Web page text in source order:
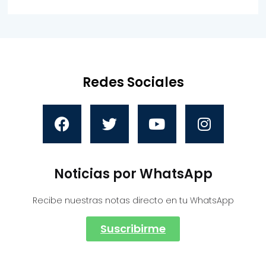
Redes Sociales
Noticias por WhatsApp
Recibe nuestras notas directo en tu WhatsApp
Suscribirme